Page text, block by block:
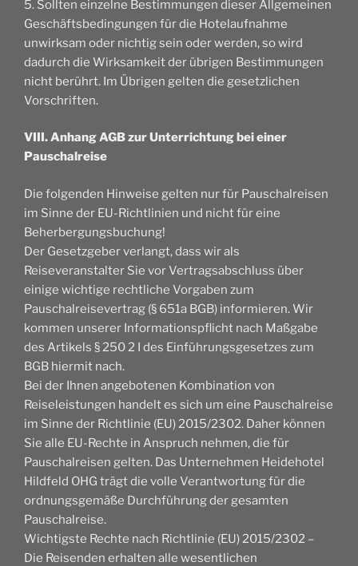
5. Sollten einzelne Bestimmungen dieser Allgemeinen
Geschäftsbedingungen für die Hotelaufnahme
unwirksam oder nichtig sein oder werden, so wird
dadurch die Wirksamkeit der übrigen Bestimmungen
nicht berührt. Im Übrigen gelten die gesetzlichen
Vorschriften.
VIII. Anhang AGB zur Unterrichtung bei einer
Pauschalreise
Die folgenden Hinweise gelten nur für Pauschalreisen
im Sinne der EU-Richtlinien und nicht für eine
Beherbergungsbuchung!
Der Gesetzgeber verlangt, dass wir als
Reiseveranstalter Sie vor Vertragsabschluss über
einige wichtige rechtliche Vorgaben zum
Pauschalreisevertrag (§ 651a BGB) informieren. Wir
kommen unserer Informationspflicht nach Maßgabe
des Artikels § 250 2 I des Einführungsgesetzes zum
BGB hiermit nach.
Bei der Ihnen angebotenen Kombination von
Reiseleistungen handelt es sich um eine Pauschalreise
im Sinne der Richtlinie (EU) 2015/2302. Daher können
Sie alle EU-Rechte in Anspruch nehmen, die für
Pauschalreisen gelten. Das Unternehmen Heidehotel
Hildfeld OHG trägt die volle Verantwortung für die
ordnungsgemäße Durchführung der gesamten
Pauschalreise.
Wichtigste Rechte nach Richtlinie (EU) 2015/2302 –
Die Reisenden erhalten alle wesentlichen